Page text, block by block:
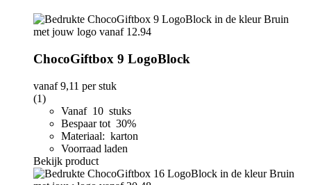
ChocoGiftbox 9 LogoBlock
vanaf9,11 per stuk
(1)
Vanaf 10 stuks
Bespaar tot 30%
Materiaal: karton
Voorraad laden
Bekijk product